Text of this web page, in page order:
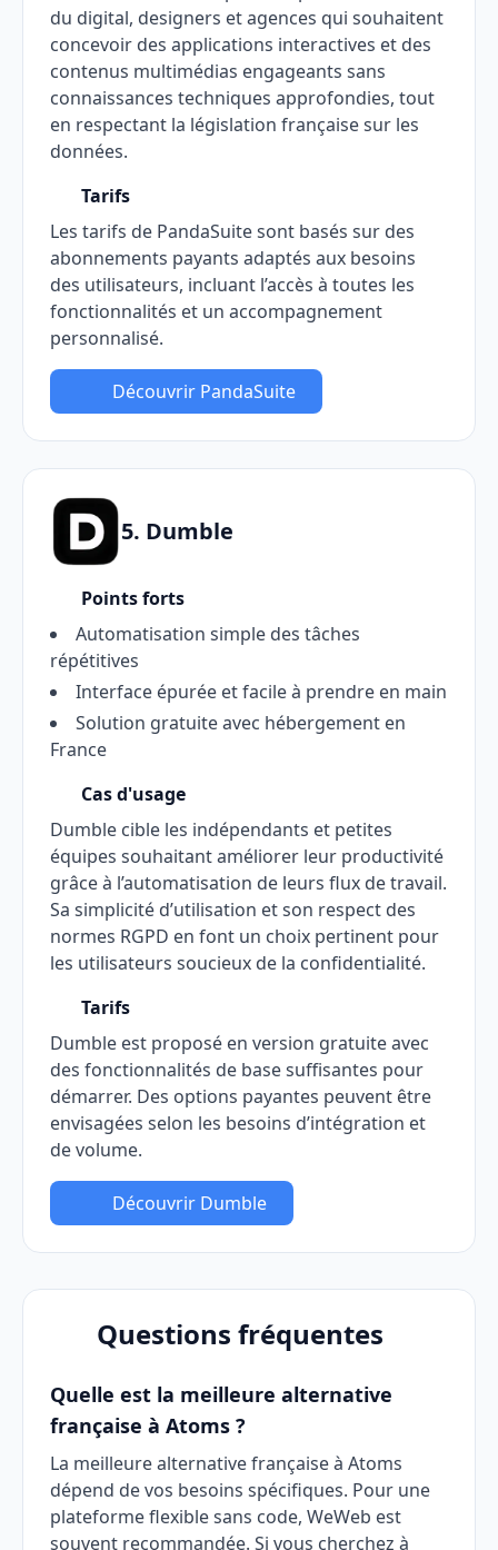
du digital, designers et agences qui souhaitent
concevoir des applications interactives et des
contenus multimédias engageants sans
connaissances techniques approfondies, tout
en respectant la législation française sur les
données.
Tarifs
Les tarifs de PandaSuite sont basés sur des
abonnements payants adaptés aux besoins
des utilisateurs, incluant l’accès à toutes les
fonctionnalités et un accompagnement
personnalisé.
Découvrir PandaSuite
5. Dumble
Points forts
Automatisation simple des tâches
répétitives
Interface épurée et facile à prendre en main
Solution gratuite avec hébergement en
France
Cas d'usage
Dumble cible les indépendants et petites
équipes souhaitant améliorer leur productivité
grâce à l’automatisation de leurs flux de travail.
Sa simplicité d’utilisation et son respect des
normes RGPD en font un choix pertinent pour
les utilisateurs soucieux de la confidentialité.
Tarifs
Dumble est proposé en version gratuite avec
des fonctionnalités de base suffisantes pour
démarrer. Des options payantes peuvent être
envisagées selon les besoins d’intégration et
de volume.
Découvrir Dumble
Questions fréquentes
Quelle est la meilleure alternative
française à Atoms ?
La meilleure alternative française à Atoms
dépend de vos besoins spécifiques. Pour une
plateforme flexible sans code, WeWeb est
souvent recommandée. Si vous cherchez à